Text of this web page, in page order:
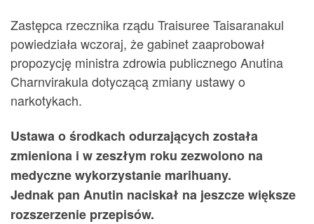
Zastępca rzecznika rządu Traisuree Taisaranakul
powiedziała wczoraj, że gabinet zaaprobował
propozycję ministra zdrowia publicznego Anutina
Charnvirakula dotyczącą zmiany ustawy o
narkotykach.
Ustawa o środkach odurzających została
zmieniona i w zeszłym roku zezwolono na
medyczne wykorzystanie marihuany.
Jednak pan Anutin naciskał na jeszcze większe
rozszerzenie przepisów.